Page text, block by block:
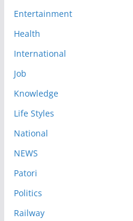
Entertainment
Health
International
Job
Knowledge
Life Styles
National
NEWS
Patori
Politics
Railway